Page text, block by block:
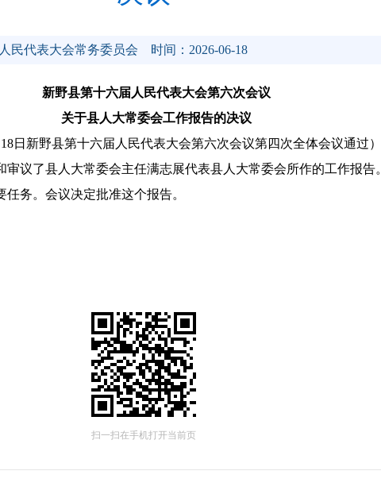
民代表大会常务委员会 时间：2026-06-18
新野县第十六届人民代表大会第六次会议
关于县人大常委会工作报告的决议
18日新野县第十六届人民代表大会第六次会议第四次全体会议通过）
议了县人大常委会主任满志展代表县人大常委会所作的工作报
务。会议决定批准这个报告。
扫一扫在手机打开当前页